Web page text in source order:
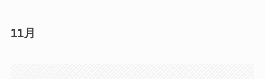
11月